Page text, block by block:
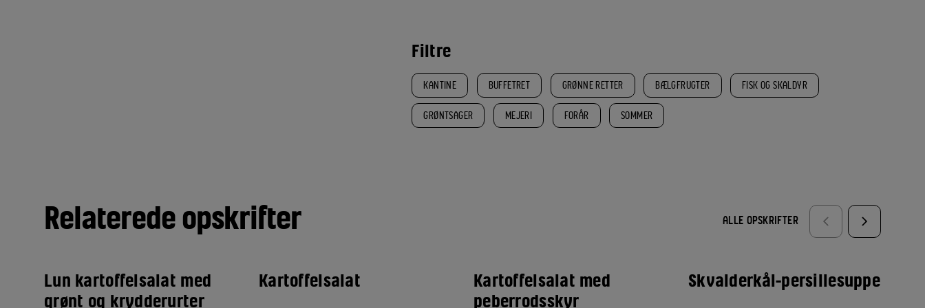
Filtre
KANTINE BUFFETRET GRØNNE RETTER BÆLGFRUGTER FISK OG SKALDYR
GRØNTSAGER MEJERI FORÅR SOMMER
Relaterede opskrifter ALLE OPSKRIFTER
Lun kartoffelsalat med
grønt og krydderurter
Kartoffelsalat
Kartoffelsalat med
peberrodsskyr
Skvalderkål-persillesuppe